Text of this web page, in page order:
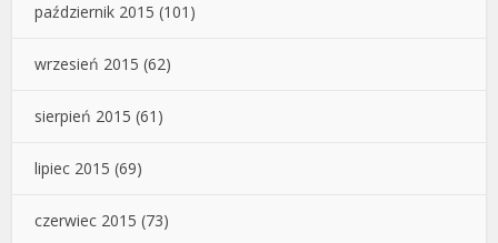
październik 2015 (101)
wrzesień 2015 (62)
sierpień 2015 (61)
lipiec 2015 (69)
czerwiec 2015 (73)